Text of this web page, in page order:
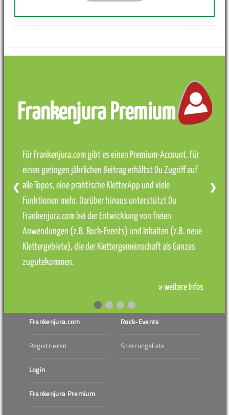
Frankenjura Premium
Für Frankenjura.com gibt es einen Premium-Account. Für
einen geringen jährlichen Beitrag erhältst Du Zugriff auf
alle Topos, eine praktische KletterApp und viele
Funktionen mehr. Darüber hinaus unterstützt Du
Frankenjura.com bei der Entwicklung von freien
Anwendungen (z.B. Rock-Events) und Inhalten (z.B. neue
Klettergebiete), die der Klettergemeinschaft als Ganzes
zugutekommen.
» weitere Infos
❮ ❯
Frankenjura.com
Registrieren
Login
Frankenjura Premium
Rock-Events
Sperrungsliste